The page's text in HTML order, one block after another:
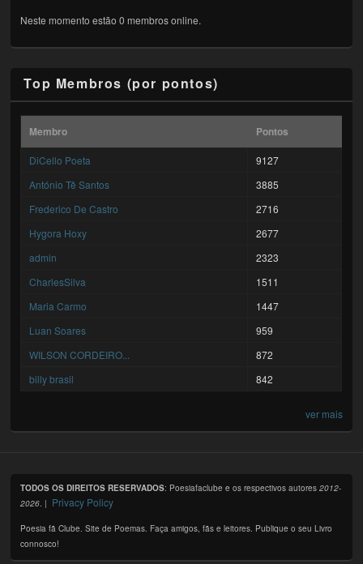
Neste momento estão 0 membros online.
Top Membros (por pontos)
Membro Pontos
DiCello Poeta
9127
António Tê Santos
3885
Frederico De Castro
2716
Hygora Hoxy
2677
admin
2323
CharlesSilva
1511
Maria Carmo
1447
Luan Soares
959
WILSON CORDEIRO...
872
billy brasil
842
ver mais
TODOS OS DIREITOS RESERVADOS: Poesiafaclube e os respectivos autores2012-
2026. | Privacy Policy
Poesia fã Clube. Site de Poemas. Faça amigos, fãs e leitores. Publique o seu Livro
connosco!